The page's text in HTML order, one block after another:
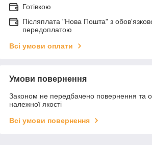
Готівкою
Післяплата "Нова Пошта" з
передоплатою
Всі умови оплати
Умови повернення
Законом не передбачено повернення та
належної якості
Всі умови повернення